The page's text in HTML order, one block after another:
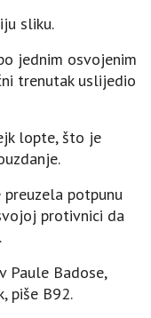
sliku.
jednim osvojenim
trenutak uslijedio
lopte, što je
potpunu
protivnici da
Paule Badose,
piše B92.